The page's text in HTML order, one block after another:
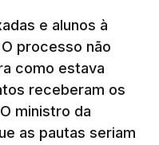
e alunos à
processo não
como estava
receberam os
ministro da
as pautas seriam